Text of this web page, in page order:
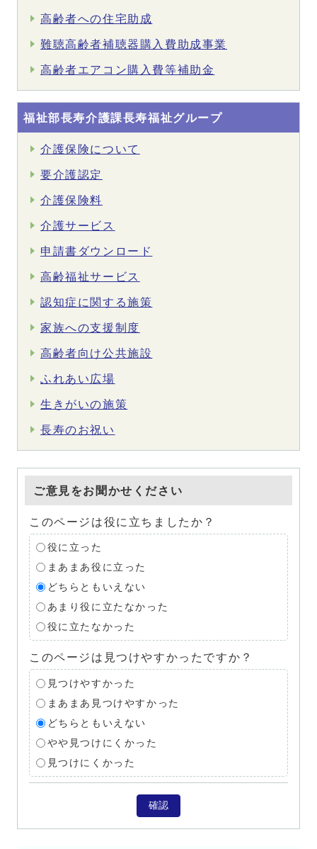
高齢者への住宅助成
難聴高齢者補聴器購入費助成事業
高齢者エアコン購入費等補助金
福祉部長寿介護課長寿福祉グループ
介護保険について
要介護認定
介護保険料
介護サービス
申請書ダウンロード
高齢福祉サービス
認知症に関する施策
家族への支援制度
高齢者向け公共施設
ふれあい広場
生きがいの施策
長寿のお祝い
ご意見をお聞かせください
このページは役に立ちましたか？
役に立った
まあまあ役に立った
どちらともいえない
あまり役に立たなかった
役に立たなかった
このページは見つけやすかったですか？
見つけやすかった
まあまあ見つけやすかった
どちらともいえない
やや見つけにくかった
見つけにくかった
確認